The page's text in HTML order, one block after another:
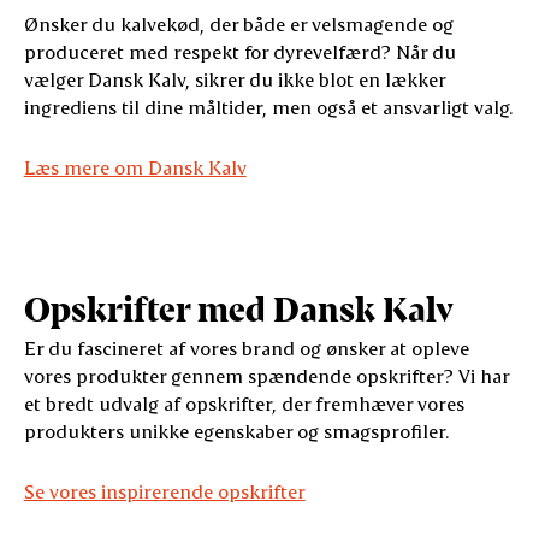
Ønsker du kalvekød, der både er velsmagende og
produceret med respekt for dyrevelfærd? Når du
vælger Dansk Kalv, sikrer du ikke blot en lækker
ingrediens til dine måltider, men også et ansvarligt valg.
Læs mere om Dansk Kalv
Opskrifter med Dansk Kalv
Er du fascineret af vores brand og ønsker at opleve
vores produkter gennem spændende opskrifter? Vi har
et bredt udvalg af opskrifter, der fremhæver vores
produkters unikke egenskaber og smagsprofiler.
Se vores inspirerende opskrifter